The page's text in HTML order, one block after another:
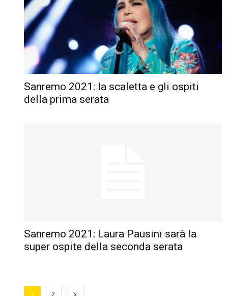
Sanremo 2021: la scaletta e gli ospiti
della prima serata
Sanremo 2021: Laura Pausini sarà la
super ospite della seconda serata
1 2